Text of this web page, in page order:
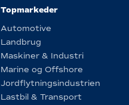
Topmarkeder
Automotive
Landbrug
Maskiner & Industri
Marine og Offshore
Jordflytningsindustrien
Lastbil & Transport